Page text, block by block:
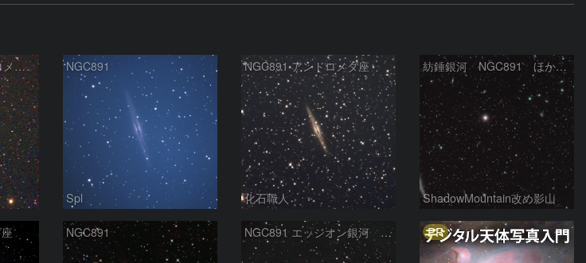
夜空は宝石箱(アンドロメダ座 NGC891) Seestar50 NGC891
Spl
NGC891 アンドロメダ座
化石職人
紡錘銀河 NGC891 ほか多数の銀河
ShadowMountain改め影山
NGC891 NGC891 エッジオン銀河 アンドロメダ座 PR